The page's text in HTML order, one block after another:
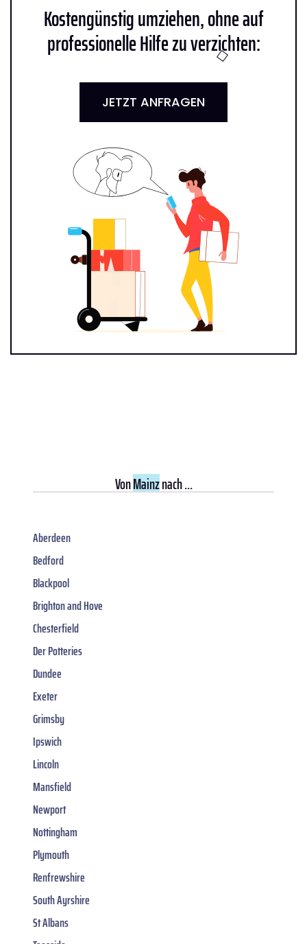
Kostengünstig umziehen, ohne auf
professionelle Hilfe zu verzichten:
JETZT ANFRAGEN
VonMainznach ...
Aberdeen
Bedford
Blackpool
Brighton and Hove
Chesterfield
Der Potteries
Dundee
Exeter
Grimsby
Ipswich
Lincoln
Mansfield
Newport
Nottingham
Plymouth
Renfrewshire
South Ayrshire
St Albans